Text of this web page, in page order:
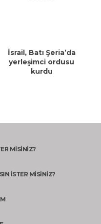
İsrail, Batı Şeria’da
yerleşimci ordusu
kurdu
MİSİNİZ?
İSTER MİSİNİZ?